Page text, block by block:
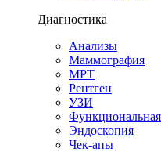
Диагностика
Анализы
Маммография
МРТ
Рентген
УЗИ
Функциональная
Эндоскопия
Чек-апы